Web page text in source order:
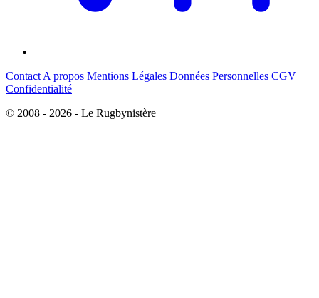
Contact A propos Mentions Légales Données Personnelles CGV
Confidentialité
© 2008 - 2026 - Le Rugbynistère